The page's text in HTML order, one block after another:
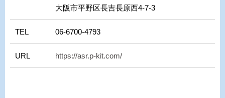
大阪市平野区長吉長原西4-7-3
TEL 06-6700-4793
URL https://asr.p-kit.com/